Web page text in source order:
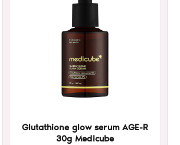
Glutathione glow serum AGE-R
30g Medicube